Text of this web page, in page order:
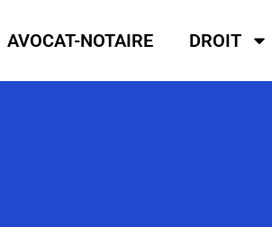
AVOCAT-NOTAIRE DROIT